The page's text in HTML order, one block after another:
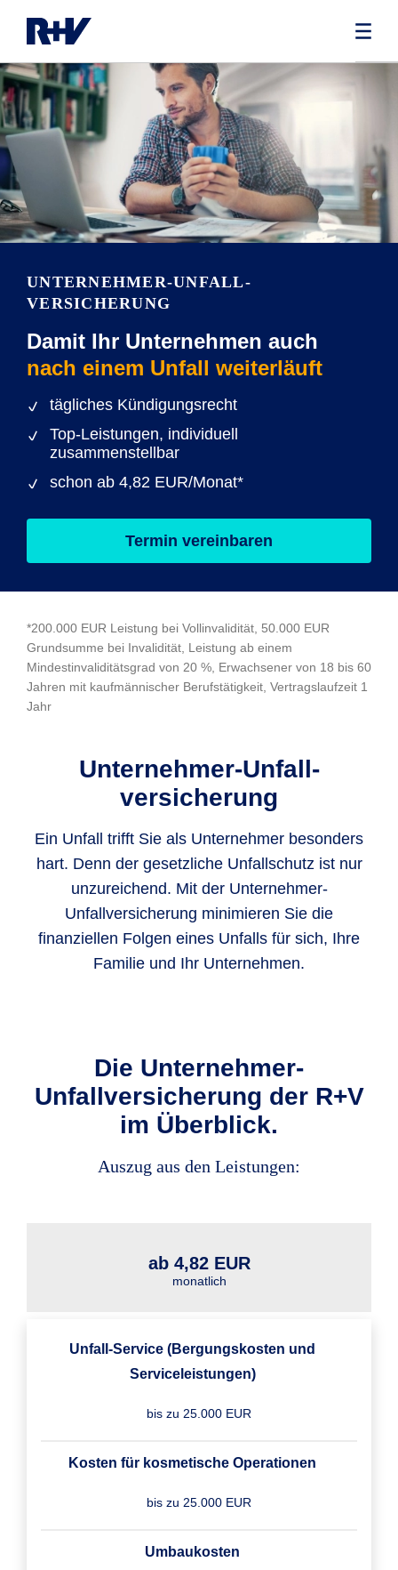
UNTERNEHMER-UNFALL­
VERSICHERUNG
Damit Ihr Unternehmen auch
nach einem Unfall weiterläuft
tägliches Kündigungsrecht
Top-Leistungen, individuell
zusammenstellbar
schon ab 4,82 EUR/Monat*
Termin vereinbaren
*200.000 EUR Leistung bei Vollinvalidität, 50.000 EUR
Grundsumme bei Invalidität, Leistung ab einem
Mindestinvaliditätsgrad von 20 %, Erwachsener von 18 bis 60
Jahren mit kaufmännischer Berufstätigkeit, Vertragslaufzeit 1
Jahr
Unternehmer-Unfall­
versicherung
Ein Unfall trifft Sie als Unternehmer besonders
hart. Denn der gesetzliche Unfallschutz ist nur
unzureichend. Mit der Unternehmer-
Unfallversicherung minimieren Sie die
finanziellen Folgen eines Unfalls für sich, Ihre
Familie und Ihr Unternehmen.
Die Unternehmer-
Unfallversicherung der R+V
im Überblick.
Auszug aus den Leistungen:
ab 4,82 EUR
monatlich
Unfall-Service (Bergungskosten und
Serviceleistungen)
bis zu 25.000 EUR
Kosten für kosmetische Operationen
bis zu 25.000 EUR
Umbaukosten